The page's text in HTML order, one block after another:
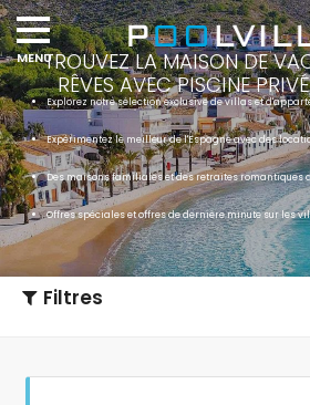
TROUVEZ LA MAISON DE
RÊVES AVEC PISCINE
Explorez notre sélection exclusive de villas et
Expérimentez le meilleur de l'Espagne avec des
Des maisons familiales et des retraites romantiques
Offres spéciales et offres de dernière minute sur les
Filtres